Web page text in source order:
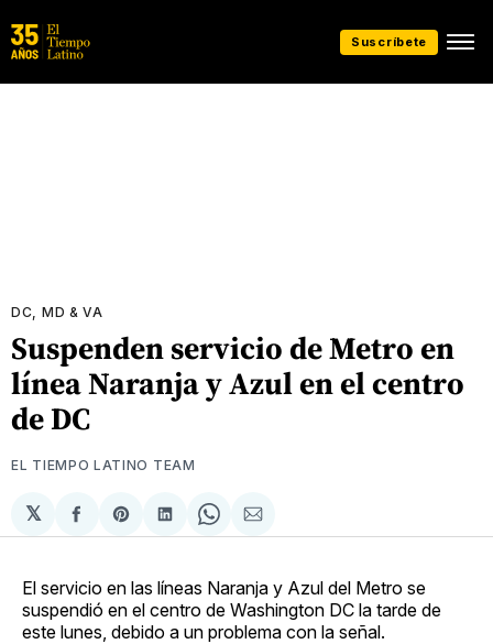
Suscríbete
DC, MD & VA
Suspenden servicio de Metro en
línea Naranja y Azul en el centro
de DC
EL TIEMPO LATINO TEAM
𝕏
Compartir
en
Share
on
Compartir
en
Share
on
Compartir
via
El servicio en las líneas Naranja y Azul del Metro se
suspendió en el centro de Washington DC la tarde de
este lunes, debido a un problema con la señal.